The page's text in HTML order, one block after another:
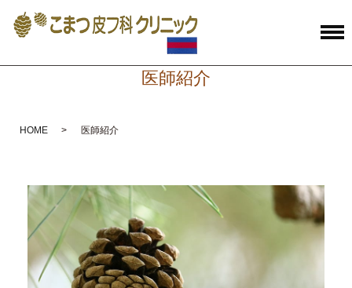
医師紹介
HOME 医師紹介